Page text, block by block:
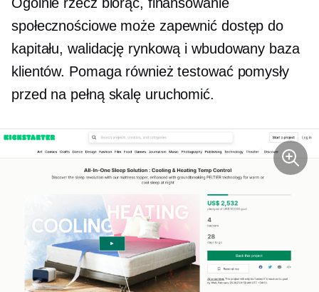
społecznościowe może zapewnić dostęp do
kapitału, walidację rynkową i wbudowany baza
klientów. Pomaga również testować pomysły
przed na pełną skalę uruchomić.